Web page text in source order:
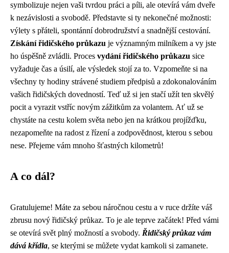
symbolizuje nejen vaši tvrdou práci a píli, ale otevírá vám dveře
k nezávislosti a svobodě. Představte si ty nekonečné možnosti:
výlety s přáteli, spontánní dobrodružství a snadnější cestování.
Získání řidičského průkazu je významným milníkem a vy jste
ho úspěšně zvládli. Proces vydání řidičského průkazu sice
vyžaduje čas a úsilí, ale výsledek stojí za to. Vzpomeňte si na
všechny ty hodiny strávené studiem předpisů a zdokonalováním
vašich řidičských dovedností. Teď už si jen stačí užít ten skvělý
pocit a vyrazit vstříc novým zážitkům za volantem. Ať už se
chystáte na cestu kolem světa nebo jen na krátkou projížďku,
nezapomeňte na radost z řízení a zodpovědnost, kterou s sebou
nese. Přejeme vám mnoho šťastných kilometrů!
A co dál?
Gratulujeme! Máte za sebou náročnou cestu a v ruce držíte váš
zbrusu nový řidičský průkaz. To je ale teprve začátek! Před vámi
se otevírá svět plný možností a svobody. Řidičský průkaz vám
dává křídla, se kterými se můžete vydat kamkoli si zamanete.